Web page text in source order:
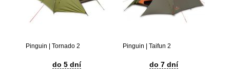
Pinguin | Tornado 2
do 5 dní
Pinguin | Taifun 2
do 7 dní